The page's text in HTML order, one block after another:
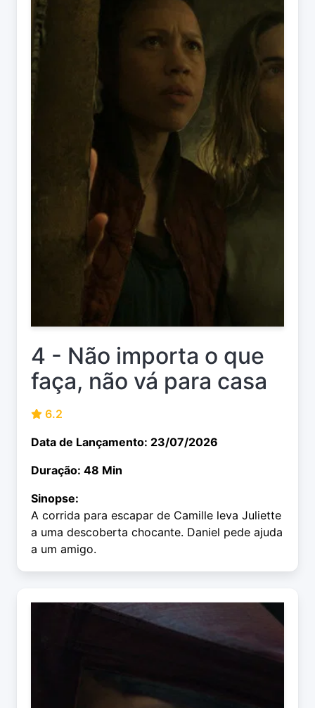
4 - Não importa o que
faça, não vá para casa
6.2
Data de Lançamento: 23/07/2026
Duração: 48 Min
Sinopse:
A corrida para escapar de Camille leva Juliette
a uma descoberta chocante. Daniel pede ajuda
a um amigo.